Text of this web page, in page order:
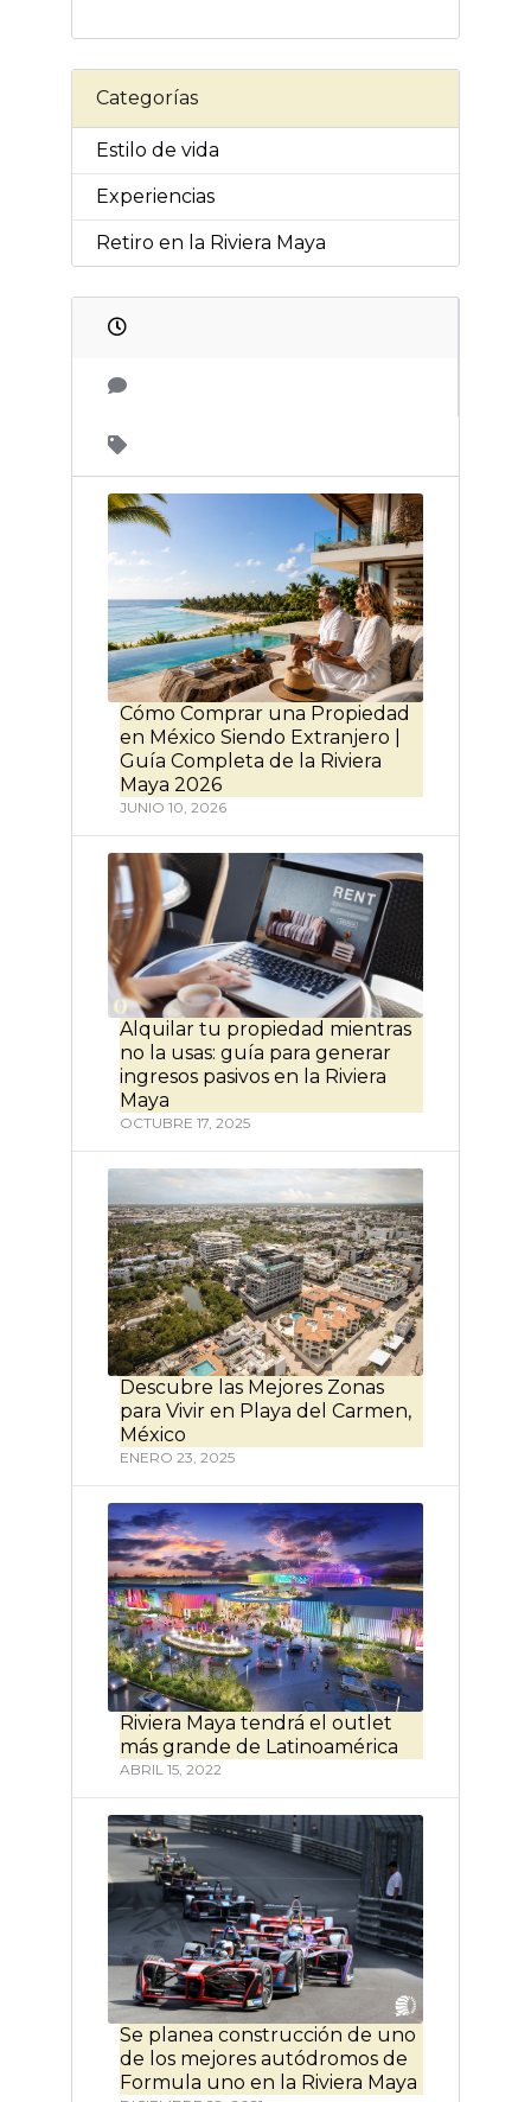
Categorías
Estilo de vida
Experiencias
Retiro en la Riviera Maya
Cómo Comprar una Propiedad
en México Siendo Extranjero |
Guía Completa de la Riviera
Maya 2026
JUNIO 10, 2026
Alquilar tu propiedad mientras
no la usas: guía para generar
ingresos pasivos en la Riviera
Maya
OCTUBRE 17, 2025
Descubre las Mejores Zonas
para Vivir en Playa del Carmen,
México
ENERO 23, 2025
Riviera Maya tendrá el outlet
más grande de Latinoamérica
ABRIL 15, 2022
Se planea construcción de uno
de los mejores autódromos de
Formula uno en la Riviera Maya